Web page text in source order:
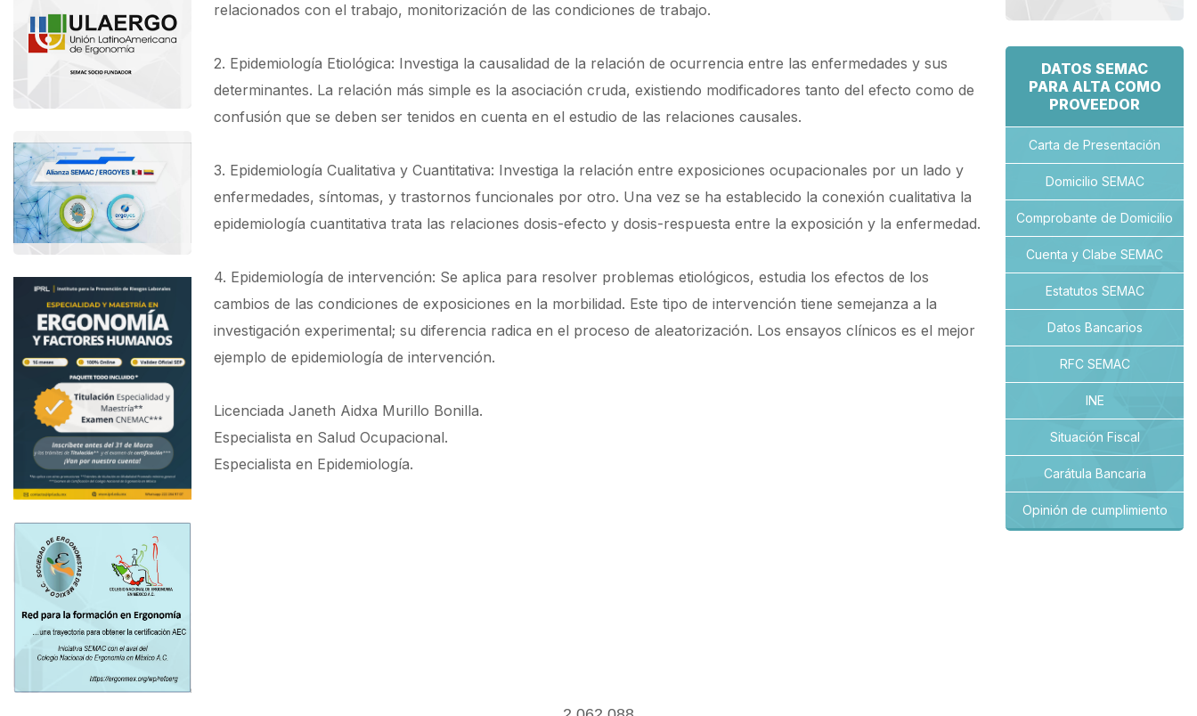
relacionados con el trabajo, monitorización de las condiciones de trabajo.
2. Epidemiología Etiológica: Investiga la causalidad de la relación de ocurrencia entre las enfermedades y sus
determinantes. La relación más simple es la asociación cruda, existiendo modificadores tanto del efecto como de
confusión que se deben ser tenidos en cuenta en el estudio de las relaciones causales.
3. Epidemiología Cualitativa y Cuantitativa: Investiga la relación entre exposiciones ocupacionales por un lado y
enfermedades, síntomas, y trastornos funcionales por otro. Una vez se ha establecido la conexión cualitativa la
epidemiología cuantitativa trata las relaciones dosis-efecto y dosis-respuesta entre la exposición y la enfermedad.
4. Epidemiología de intervención: Se aplica para resolver problemas etiológicos, estudia los efectos de los
cambios de las condiciones de exposiciones en la morbilidad. Este tipo de intervención tiene semejanza a la
investigación experimental; su diferencia radica en el proceso de aleatorización. Los ensayos clínicos es el mejor
ejemplo de epidemiología de intervención.
Licenciada Janeth Aidxa Murillo Bonilla.
Especialista en Salud Ocupacional.
Especialista en Epidemiología.
DATOS SEMAC
PARA ALTA COMO
PROVEEDOR
Carta de Presentación
Domicilio SEMAC
Comprobante de Domicilio
Cuenta y Clabe SEMAC
Estatutos SEMAC
Datos Bancarios
RFC SEMAC
INE
Situación Fiscal
Carátula Bancaria
Opinión de cumplimiento